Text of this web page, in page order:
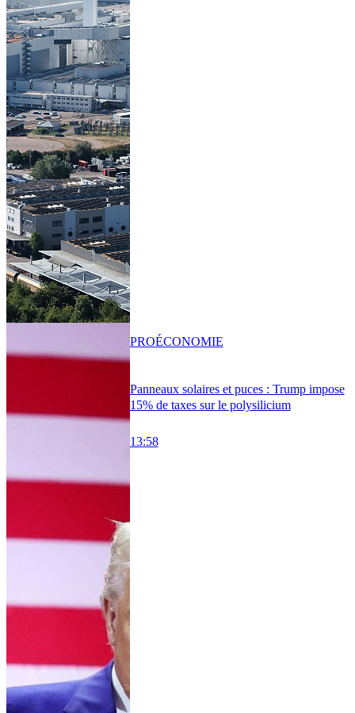
Panneaux solaires et puces : Trump impose
15% de taxes sur le polysilicium
13:58
PROÉCONOMIE